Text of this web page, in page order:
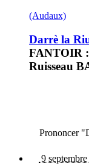
(Audaux)
Darrè la
FANTOIR
Ruisseau
Prononcer
9